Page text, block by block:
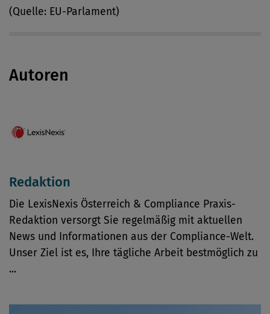
(Quelle: EU-Parlament)
Autoren
Redaktion
Die LexisNexis Österreich & Compliance Praxis-
Redaktion versorgt Sie regelmäßig mit aktuellen
News und Informationen aus der Compliance-Welt.
Unser Ziel ist es, Ihre tägliche Arbeit bestmöglich zu
...